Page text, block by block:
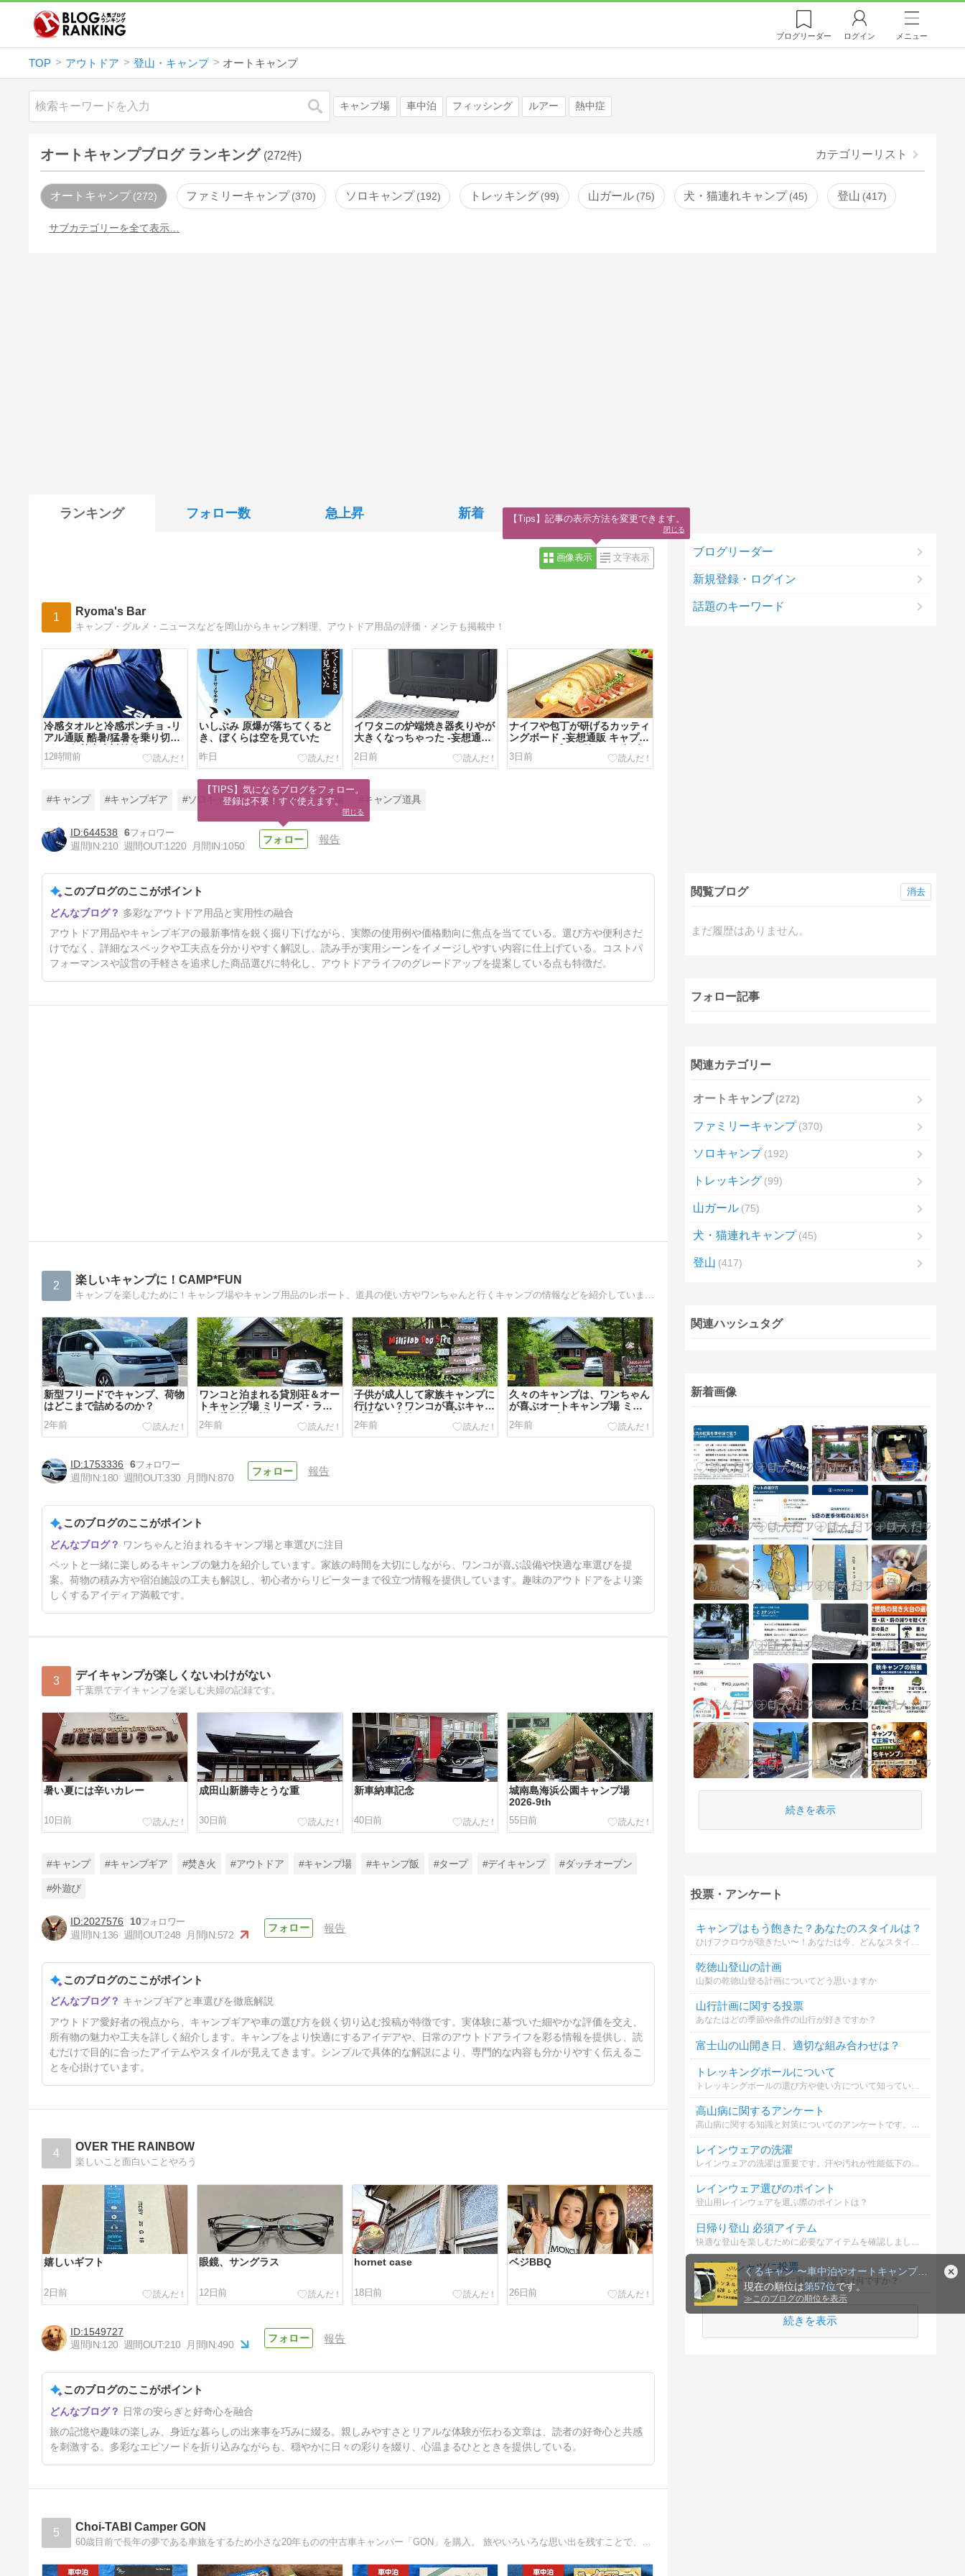
くるキャン 〜車中泊やオートキャンプを楽しむアラフィフ夫婦
現在の順位は第57位です。
≫ このブログの順位を表示
ブログリーダー ログイン メニュー
TOP アウトドア 登山・キャンプ オートキャンプ
検索 キャンプ場 車中泊 フィッシング ルアー 熱中症
オートキャンプブログ ランキング (272件) カテゴリーリスト
オートキャンプ 272 ファミリーキャンプ 370 ソロキャンプ 192 トレッキング 99 山ガール 75 犬・猫連れキャンプ 45 登山 417
サブカテゴリーを全て表示…
ランキング フォロー数 急上昇 新着
画像表示 文字表示
1 Ryoma's Bar
キャンプ・グルメ・ニュースなどを岡山からキャンプ料理、アウトドア用品の評価・メンテも掲載中！
冷感タオルと冷感ポンチョ -リ
アル通販 酷暑/猛暑を乗り切る
グッズ/ 熱中症対策編-
12時間前
いしぶみ 原爆が落ちてくると
き、ぼくらは空を見ていた
昨日
イワタニの炉端焼き器炙りやが
大きくなっちゃった -妄想通販
カセットガス ワイドBBQグリ
ル編-
2日前
ナイフや包丁が研げるカッティ
ングボード -妄想通販 キャプス
タ シャープナー付きまな板編-
3日前
谷口ジロー展 -リアル通販 孤独
のグルメ/遥かな町へ 編-
4日前
#キャンプ #キャンプギア #ソロキャンプ #diy #キャンプ場 #キャンプ道具
644538
6
週間IN:210 週間OUT:1220 月間IN:1050
報告
このブログのここがポイント
多彩なアウトドア用品と実用性の融合
アウトドア用品やキャンプギアの最新事情を鋭く掘り下げながら、実際の使用例や価格動向に焦点を当てている。選び方や便利さだ
けでなく、詳細なスペックや工夫点を分かりやすく解説し、読み手が実用シーンをイメージしやすい内容に仕上げている。コストパ
フォーマンスや設営の手軽さを追求した商品選びに特化し、アウトドアライフのグレードアップを提案している点も特徴だ。
2 楽しいキャンプに！CAMP*FUN
新型フリードでキャンプ、荷物
はどこまで詰めるのか？
2年前
ワンコと泊まれる貸別荘＆オー
トキャンプ場 ミリーズ・ラ
ブ！貸別荘の詳細です。
2年前
子供が成人して家族キャンプに
行けない？ワンコが喜ぶキャン
プ場なら家族キャンプもあり！
2年前
久々のキャンプは、ワンちゃん
が喜ぶオートキャンプ場 ミリ
ーズ・ラブ！
2年前
一番高いキャンプ用品を購入、
これでキャンプ復活！
2年1ヶ月前
1753336
6
週間IN:180 週間OUT:330 月間IN:870
報告
このブログのここがポイント
ワンちゃんと泊まれるキャンプ場と車選びに注目
ペットと一緒に楽しめるキャンプの魅力を紹介しています。家族の時間を大切にしながら、ワンコが喜ぶ設備や快適な車選びを提
案。荷物の積み方や宿泊施設の工夫も解説し、初心者からリピーターまで役立つ情報を提供しています。趣味のアウトドアをより楽
しくするアイディア満載です。
3 デイキャンプが楽しくないわけがない
千葉県でデイキャンプを楽しむ夫婦の記録です。
暑い夏には辛いカレー
10日前
成田山新勝寺とうな重
30日前
新車納車記念
40日前
城南島海浜公園キャンプ場
2026-9th
55日前
shelter baseオートキャンプ場
2026-8th
#キャンプ #キャンプギア #焚き火 #アウトドア #キャンプ場 #キャンプ飯 #タープ #デイキャンプ #ダッチオーブン
#外遊び
2027576
10
週間IN:136 週間OUT:248 月間IN:572
報告
このブログのここがポイント
キャンプギアと車選びを徹底解説
アウトドア愛好者の視点から、キャンプギアや車の選び方を鋭く切り込む投稿が特徴です。実体験に基づいた細やかな評価を交え、
所有物の魅力や工夫を詳しく紹介します。キャンプをより快適にするアイデアや、日常のアウトドアライフを彩る情報を提供し、読
むだけで目的に合ったアイテムやスタイルが見えてきます。シンプルで具体的な解説により、専門的な内容も分かりやすく伝えるこ
とを心掛けています。
4 OVER THE RAINBOW
楽しいこと面白いことやろう
嬉しいギフト
2日前
眼鏡、サングラス
12日前
hornet case
18日前
ベジBBQ
26日前
33日前
1549727
週間IN:120 週間OUT:210 月間IN:490
報告
このブログのここがポイント
日常の安らぎと好奇心を融合
旅の記憶や趣味の楽しみ、身近な暮らしの出来事を巧みに綴る。親しみやすさとリアルな体験が伝わる文章は、読者の好奇心と共感
を刺激する。多彩なエピソードを折り込みながらも、穏やかに日々の彩りを綴り、心温まるひとときを提供している。
5 Choi-TABI Camper GON
ブログリーダー
新規登録・ログイン
話題のキーワード
閲覧ブログ
まだ履歴はありません。
消去
フォロー記事
関連カテゴリー
オートキャンプ 272
ファミリーキャンプ 370
ソロキャンプ 192
トレッキング 99
山ガール 75
犬・猫連れキャンプ 45
登山 417
関連ハッシュタグ
新着画像
続きを表示
投票・アンケート
キャンプはもう飽きた？あなたのスタイルは？
ひげフクロウが聴きたい〜！あなたは今、どんなスタイルでキャンプを楽しんでますか？複数選択OKで、コメントも歓迎です。
乾徳山登山の計画
山梨の乾徳山登る計画についてどう思いますか
山行計画に関する投票
あなたはどの季節や条件の山行が好きですか？
富士山の山開き日、適切な組み合わせは？
トレッキングポールについて
高山病に関するアンケート
高山病に関する知識と対策についてのアンケートです。登山者の皆様、以下の選択肢からどれに当てはまるか選んでください。
レインウェアの洗濯
レインウェアの洗濯は重要です。汗や汚れが性能低下の原因に。洗っていますか？
レインウェア選びのポイント
登山用レインウェアを選ぶ際のポイントは？
日帰り登山 必須アイテム
登山用Tシャツに投票
登山用Tシャツを選ぶ際に重視する要素は何ですか？
続きを表示
【TIPS】気になるブログをフォロー。
登録は不要！すぐ使えます。
閉じる
【Tips】記事の表示方法を変更できます。
閉じる